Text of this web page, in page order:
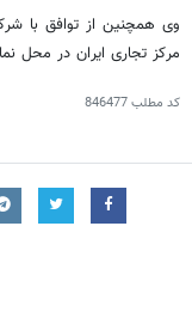
وی همچنین از توافق با
مرکز تجاری ایران در محل
کد مطلب846477